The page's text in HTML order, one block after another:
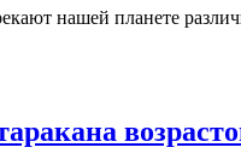
нашей планете